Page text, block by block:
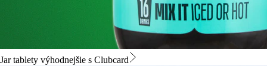
Jar tablety výhodnejšie s Clubcard